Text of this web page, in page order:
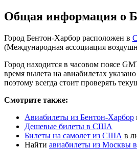
Общая информация о
Город Бентон-Харбор расположен в
(Международная ассоциация
Город находится в часовом поясе
время вылета на авиабилетах
поэтому всегда стоит проверять
Смотрите также:
Авиабилеты из Бентон-Харбор
Дешевые билеты в США
Билеты на самолет из США в
Найти авиабилеты из